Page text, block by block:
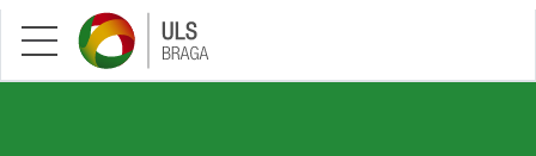
Saltar para conteúdo principal